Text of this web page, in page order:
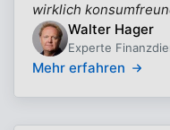
wirklich
Walter Hager
Experte
Mehr erfahren